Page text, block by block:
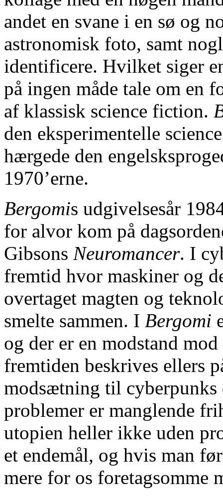
andet en svane i en sø og
astronomisk foto, samt
identificere. Hvilket siger
på ingen måde tale om en
af klassisk science fiction.
den eksperimentelle
hærgede den
1970’erne.
Bergomis udgivelsesår
for alvor kom på
Gibsons Neuromancer. I
fremtid hvor maskiner og
overtaget magten og
smelte sammen. I Bergomi
og der er en modstand
fremtiden beskrives ellers
modsætning til
problemer er manglende
utopien heller ikke uden
et endemål, og hvis man
mere for os foretagsomme